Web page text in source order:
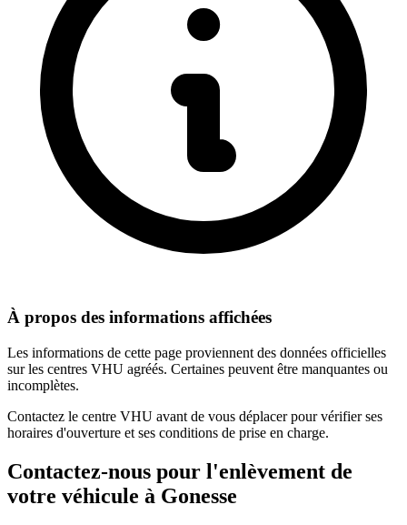
À propos des informations affichées
Les informations de cette page proviennent des données officielles
sur les centres VHU agréés. Certaines peuvent être manquantes ou
incomplètes.
Contactez le centre VHU avant de vous déplacer pour vérifier ses
horaires d'ouverture et ses conditions de prise en charge.
Contactez-nous pour l'enlèvement de
votre véhicule à Gonesse